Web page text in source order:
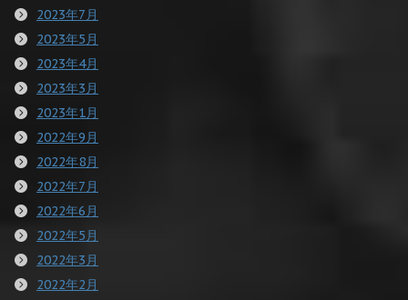
2023年7月
2023年5月
2023年4月
2023年3月
2023年1月
2022年9月
2022年8月
2022年7月
2022年6月
2022年5月
2022年3月
2022年2月